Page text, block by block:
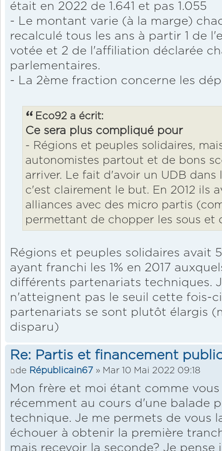
était en 2022 de 1.641 et pas 1.055
- Le montant varie (à la marge)
recalculé tous les ans à partir 1 de
votée et 2 de l'affiliation déclarée
parlementaires.
- La 2ème fraction concerne les
Eco92 a écrit:
Ce sera plus compliqué pour
- Régions et peuples solidaires,
autonomistes partout et de bons
arriver. Le fait d'avoir un UDB dans
c'est clairement le but. En 2012 ils
alliances avec des micro partis
permettant de chopper les sous et
Régions et peuples solidaires avait
ayant franchi les 1% en 2017
différents partenariats techniques.
n'atteignent pas le seuil cette fois-
partenariats se sont plutôt élargis
disparu)
Re: Partis et financement
de Républicain67 » Mar 10 Mai 2022 09:18
Mon frère et moi étant comme
récemment au cours d'une balade
technique. Je me permets de vous
échouer à obtenir la première
mais recevoir la seconde? Je